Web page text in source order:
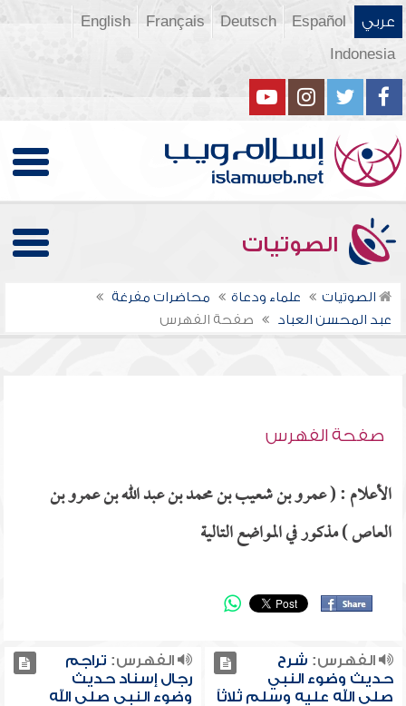
عربي Español
Deutsch
Français
English
Indonesia
الصوتيات
الصوتيات علماء ودعاة
محاضرات مفرغة
عبد المحسن العباد
صفحة الفهرس
صفحة الفهرس
الأعلام : ( عمرو بن شعيب بن محمد بن عبد الله بن عمرو بن
العاص ) مذكور في المواضع التالية
الفهرس: شرح
حديث وضوء النبي
صلى الله عليه وسلم ثلاثاً
الفهرس: تراجم
رجال إسناد حديث
وضوء النبي صلى الله